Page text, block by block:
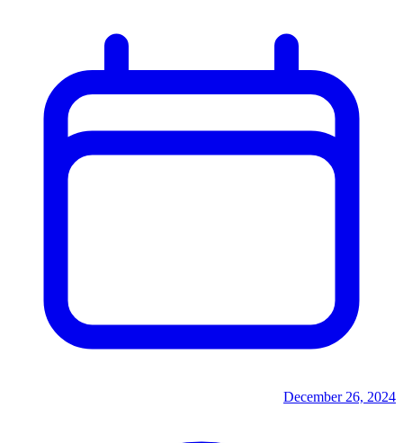
December 26, 2024